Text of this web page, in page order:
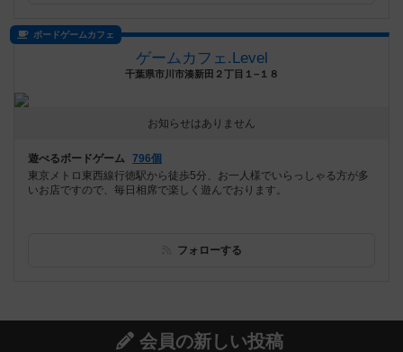
ボードゲームカフェ
ゲームカフェ.Level
千葉県市川市湊新田２丁目１−１８
お知らせはありません
遊べるボードゲーム 796個
東京メトロ東西線行徳駅から徒歩5分、お一人様でいらっしゃる方が多
いお店ですので、毎日相席で楽しく遊んでおります。
フォローする
会員の新しい投稿